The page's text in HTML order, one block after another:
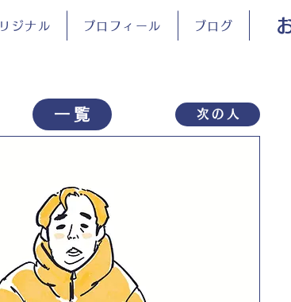
ジナル プロフィール ブログ
一覧 次の人